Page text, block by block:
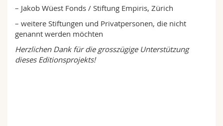
– Jakob Wüest Fonds / Stiftung Empiris, Zürich
– weitere Stiftungen und Privatpersonen, die nicht
genannt werden möchten
Herzlichen Dank für die grosszügige Unterstützung
dieses Editionsprojekts!